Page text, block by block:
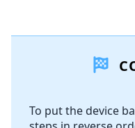
Ajouter un
To put the device